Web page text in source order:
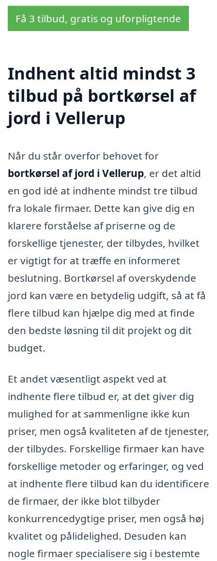
Få 3 tilbud, gratis og uforpligtende
Indhent altid mindst 3
tilbud på bortkørsel af
jord i Vellerup
Når du står overfor behovet for
bortkørsel af jord i Vellerup, er det altid
en god idé at indhente mindst tre tilbud
fra lokale firmaer. Dette kan give dig en
klarere forståelse af priserne og de
forskellige tjenester, der tilbydes, hvilket
er vigtigt for at træffe en informeret
beslutning. Bortkørsel af overskydende
jord kan være en betydelig udgift, så at få
flere tilbud kan hjælpe dig med at finde
den bedste løsning til dit projekt og dit
budget.
Et andet væsentligt aspekt ved at
indhente flere tilbud er, at det giver dig
mulighed for at sammenligne ikke kun
priser, men også kvaliteten af de tjenester,
der tilbydes. Forskellige firmaer kan have
forskellige metoder og erfaringer, og ved
at indhente flere tilbud kan du identificere
de firmaer, der ikke blot tilbyder
konkurrencedygtige priser, men også høj
kvalitet og pålidelighed. Desuden kan
nogle firmaer specialisere sig i bestemte